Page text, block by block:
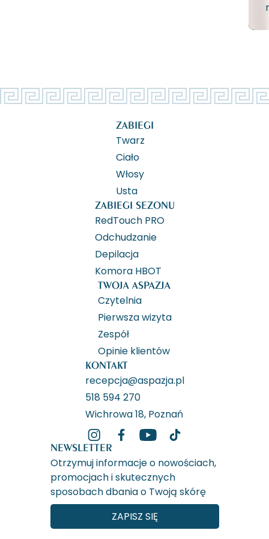
ZABIEGI
Twarz
Ciało
Włosy
Usta
ZABIEGI SEZONU
RedTouch PRO
Odchudzanie
Depilacja
Komora HBOT
TWOJA ASPAZJA
Czytelnia
Pierwsza wizyta
Zespół
Opinie klientów
KONTAKT
recepcja@aspazja.pl
518 594 270
Wichrowa 18, Poznań
NEWSLETTER
Otrzymuj informacje o nowościach,
promocjach i skutecznych
sposobach dbania o Twoją skórę
ZAPISZ SIĘ